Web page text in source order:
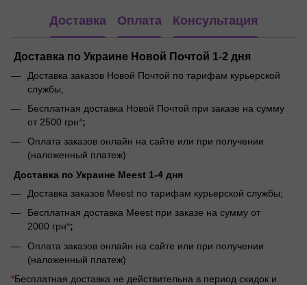
Доставка Оплата Консультация
Доставка по Украине Новой Почтой 1-2 дня
Доставка заказов Новой Почтой по тарифам курьерской
службы;
Бесплатная доставка Новой Почтой при заказе на сумму
от 2500 грн*;
Оплата заказов онлайн на сайте или при получении
(наложенный платеж)
Доставка по Украине Meest 1-4 дня
Доставка заказов Meest по тарифам курьерской службы;
Бесплатная доставка Meest при заказе на сумму от
2000 грн*;
Оплата заказов онлайн на сайте или при получении
(наложенный платеж)
*Бесплатная доставка не действительна в период скидок и